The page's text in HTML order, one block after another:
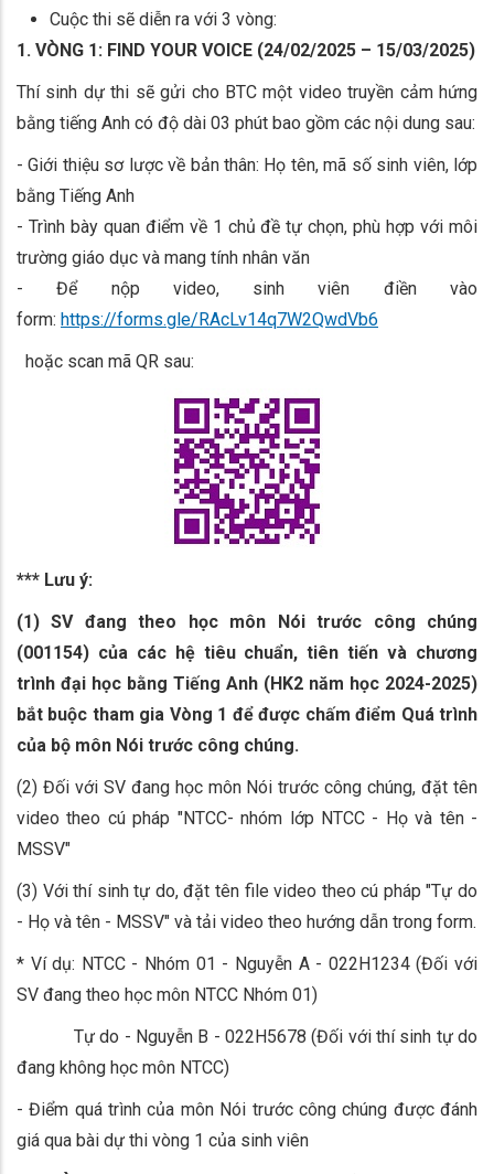
Cuộc thi sẽ diễn ra với 3 vòng:
1. VÒNG 1: FIND YOUR VOICE (24/02/2025 – 15/03/2025)
Thí sinh dự thi sẽ gửi cho BTC một video truyền cảm hứng
bằng tiếng Anh có độ dài 03 phút bao gồm các nội dung sau:
- Giới thiệu sơ lược về bản thân: Họ tên, mã số sinh viên, lớp
bằng Tiếng Anh
- Trình bày quan điểm về 1 chủ đề tự chọn, phù hợp với môi
trường giáo dục và mang tính nhân văn
- Để nộp video, sinh viên điền vào
form: https://forms.gle/RAcLv14q7W2QwdVb6
hoặc scan mã QR sau:
*** Lưu ý:
(1) SV đang theo học môn Nói trước công chúng
(001154) của các hệ tiêu chuẩn, tiên tiến và chương
trình đại học bằng Tiếng Anh (HK2 năm học 2024-2025)
bắt buộc tham gia Vòng 1 để được chấm điểm Quá trình
của bộ môn Nói trước công chúng.
(2) Đối với SV đang học môn Nói trước công chúng, đặt tên
video theo cú pháp "NTCC- nhóm lớp NTCC - Họ và tên -
MSSV"
(3) Với thí sinh tự do, đặt tên file video theo cú pháp "Tự do
- Họ và tên - MSSV" và tải video theo hướng dẫn trong form.
* Ví dụ: NTCC - Nhóm 01 - Nguyễn A - 022H1234 (Đối với
SV đang theo học môn NTCC Nhóm 01)
Tự do - Nguyễn B - 022H5678 (Đối với thí sinh tự do
đang không học môn NTCC)
- Điểm quá trình của môn Nói trước công chúng được đánh
giá qua bài dự thi vòng 1 của sinh viên